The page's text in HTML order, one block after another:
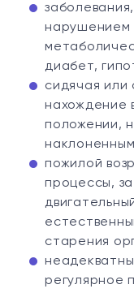
нарушением
диабет,
сидячая или
нахождение
положении,
пожилой
процессы,
старения
регулярное